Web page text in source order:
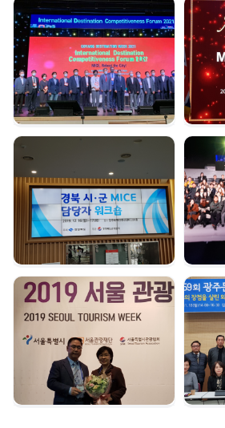
GDW 2021 | 2021.
08. 25
경북시군 마이스 담당자
워크숍 | 2019. 12. 16
서울관광대상 수상 |
2019. 12. 04